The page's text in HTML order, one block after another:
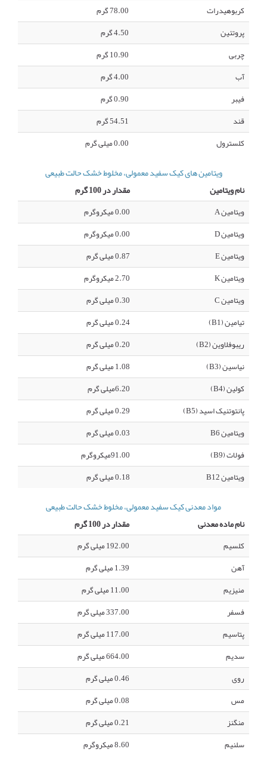
کربوهیدرات
78.00 گرم
پروتئین
4.50 گرم
چربی
10.90 گرم
آب
4.00 گرم
فیبر
0.90 گرم
قند
54.51 گرم
کلسترول
0.00 میلی گرم
ویتامین های کیک سفید معمولی، مخلوط خشک حالت طبیعی
نام ویتامین
مقدار در 100 گرم
ویتامین A
0.00 میکروگرم
ویتامین D
0.00 میکروگرم
ویتامین E
0.87 میلی گرم
ویتامین K
2.70 میکروگرم
ویتامین C
0.30 میلی گرم
تیامین (B1)
0.24 میلی گرم
ریبوفلاوین (B2)
0.20 میلی گرم
نیاسین (B3)
1.08 میلی گرم
کولین (B4)
6.20میلی گرم
پانتوتنیک اسید (B5)
0.29 میلی گرم
ویتامین B6
0.03 میلی گرم
فولات (B9)
91.00میکروگرم
ویتامین B12
0.18 میلی گرم
مواد معدنی کیک سفید معمولی، مخلوط خشک حالت طبیعی
نام ماده معدنی
مقدار در 100 گرم
کلسیم
192.00 میلی گرم
آهن
1.39 میلی گرم
منیزیم
11.00 میلی گرم
فسفر
337.00 میلی گرم
پتاسیم
117.00 میلی گرم
سدیم
664.00 میلی گرم
روی
0.46 میلی گرم
مس
0.08 میلی گرم
منگنز
0.21 میلی گرم
سلنیم
8.60 میکروگرم